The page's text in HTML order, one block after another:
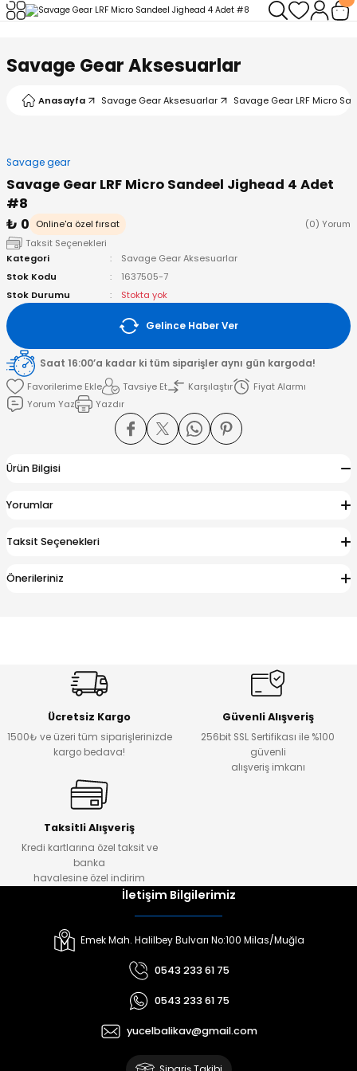
Savage Gear Aksesuarlar
Anasayfa Savage Gear Aksesuarlar Savage Gear LRF Micro
Savage gear
Savage Gear LRF Micro Sandeel Jighead 4 Adet
#8
₺ 0
Online'a özel fırsat
(0) Yorum
Taksit Seçenekleri
Kategori
Savage Gear Aksesuarlar
Stok Kodu
1637505-7
Stok Durumu
Stokta yok
Gelince Haber Ver
Saat 16:00’a kadar ki tüm siparişler aynı gün kargoda!
Tavsiye Et
Karşılaştır
Fiyat Alarmı
Yorum Yaz
Yazdır
Ürün Bilgisi
Yorumlar
Taksit Seçenekleri
Önerileriniz
Ücretsiz Kargo
1500₺ ve üzeri tüm siparişlerinizde
kargo bedava!
Güvenli Alışveriş
256bit SSL Sertifikası ile %100
güvenli
alışveriş imkanı
Taksitli Alışveriş
Kredi kartlarına özel taksit ve
banka
havalesine özel indirim
İletişim Bilgilerimiz
Emek Mah. Halilbey Bulvarı No:100 Milas/Muğla
0543 233 61 75
0543 233 61 75
yucelbalikav@gmail.com
Geri Dön
Makineleri
Geri Dön
Kamışlar
Geri Dön
Misinalar
Misinalar
Geri Dön
- Klips
Halka
Geri Dön
Geri Dön
& El Feneri